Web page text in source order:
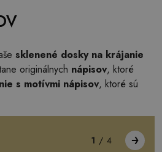
sklenené dosky na krájanie
originálnych nápisov, ktoré
s motívmi nápisov, ktoré sú
1 / 4